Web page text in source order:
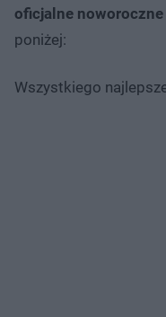
oficjalne noworoczne
poniżej:
Wszystkiego